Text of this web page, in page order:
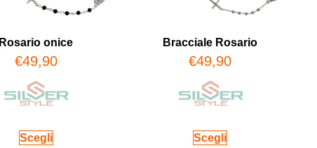
Rosario onice
€49,90
Scegli
Bracciale Rosario
€49,90
Scegli